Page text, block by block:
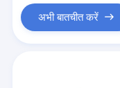
अभी बातचीत करें